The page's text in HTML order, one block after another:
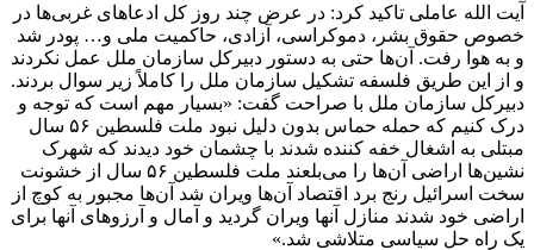
آیت الله عاملی تاکید کرد: در عرض چند روز کل ادعاهای غربی‌ها در
خصوص حقوق بشر، دموکراسی، آزادی، حاکمیت ملی و… پودر شد
و به هوا رفت. آن‌ها حتی به دستور دبیرکل سازمان ملل عمل نکردند
و از این طریق فلسفه تشکیل سازمان ملل را کاملاً زیر سوال بردند.
دبیرکل سازمان ملل با صراحت گفت: «بسیار مهم است که توجه و
درک کنیم که حمله حماس بدون دلیل نبود ملت فلسطین ۵۶ سال
مبتلی به اشغال خفه کننده شدند با چشمان خود دیدند که شهرک
نشین‌ها اراضی آن‌ها را می‌بلعند ملت فلسطین ۵۶ سال از خشونت
سخت اسرائیل رنج برد اقتصاد آن‌ها ویران شد آن‌ها مجبور به کوچ از
اراضی خود شدند منازل آنها ویران گردید و آمال و آرزوهای آنها برای
یک راه حل سیاسی متلاشی شد.»